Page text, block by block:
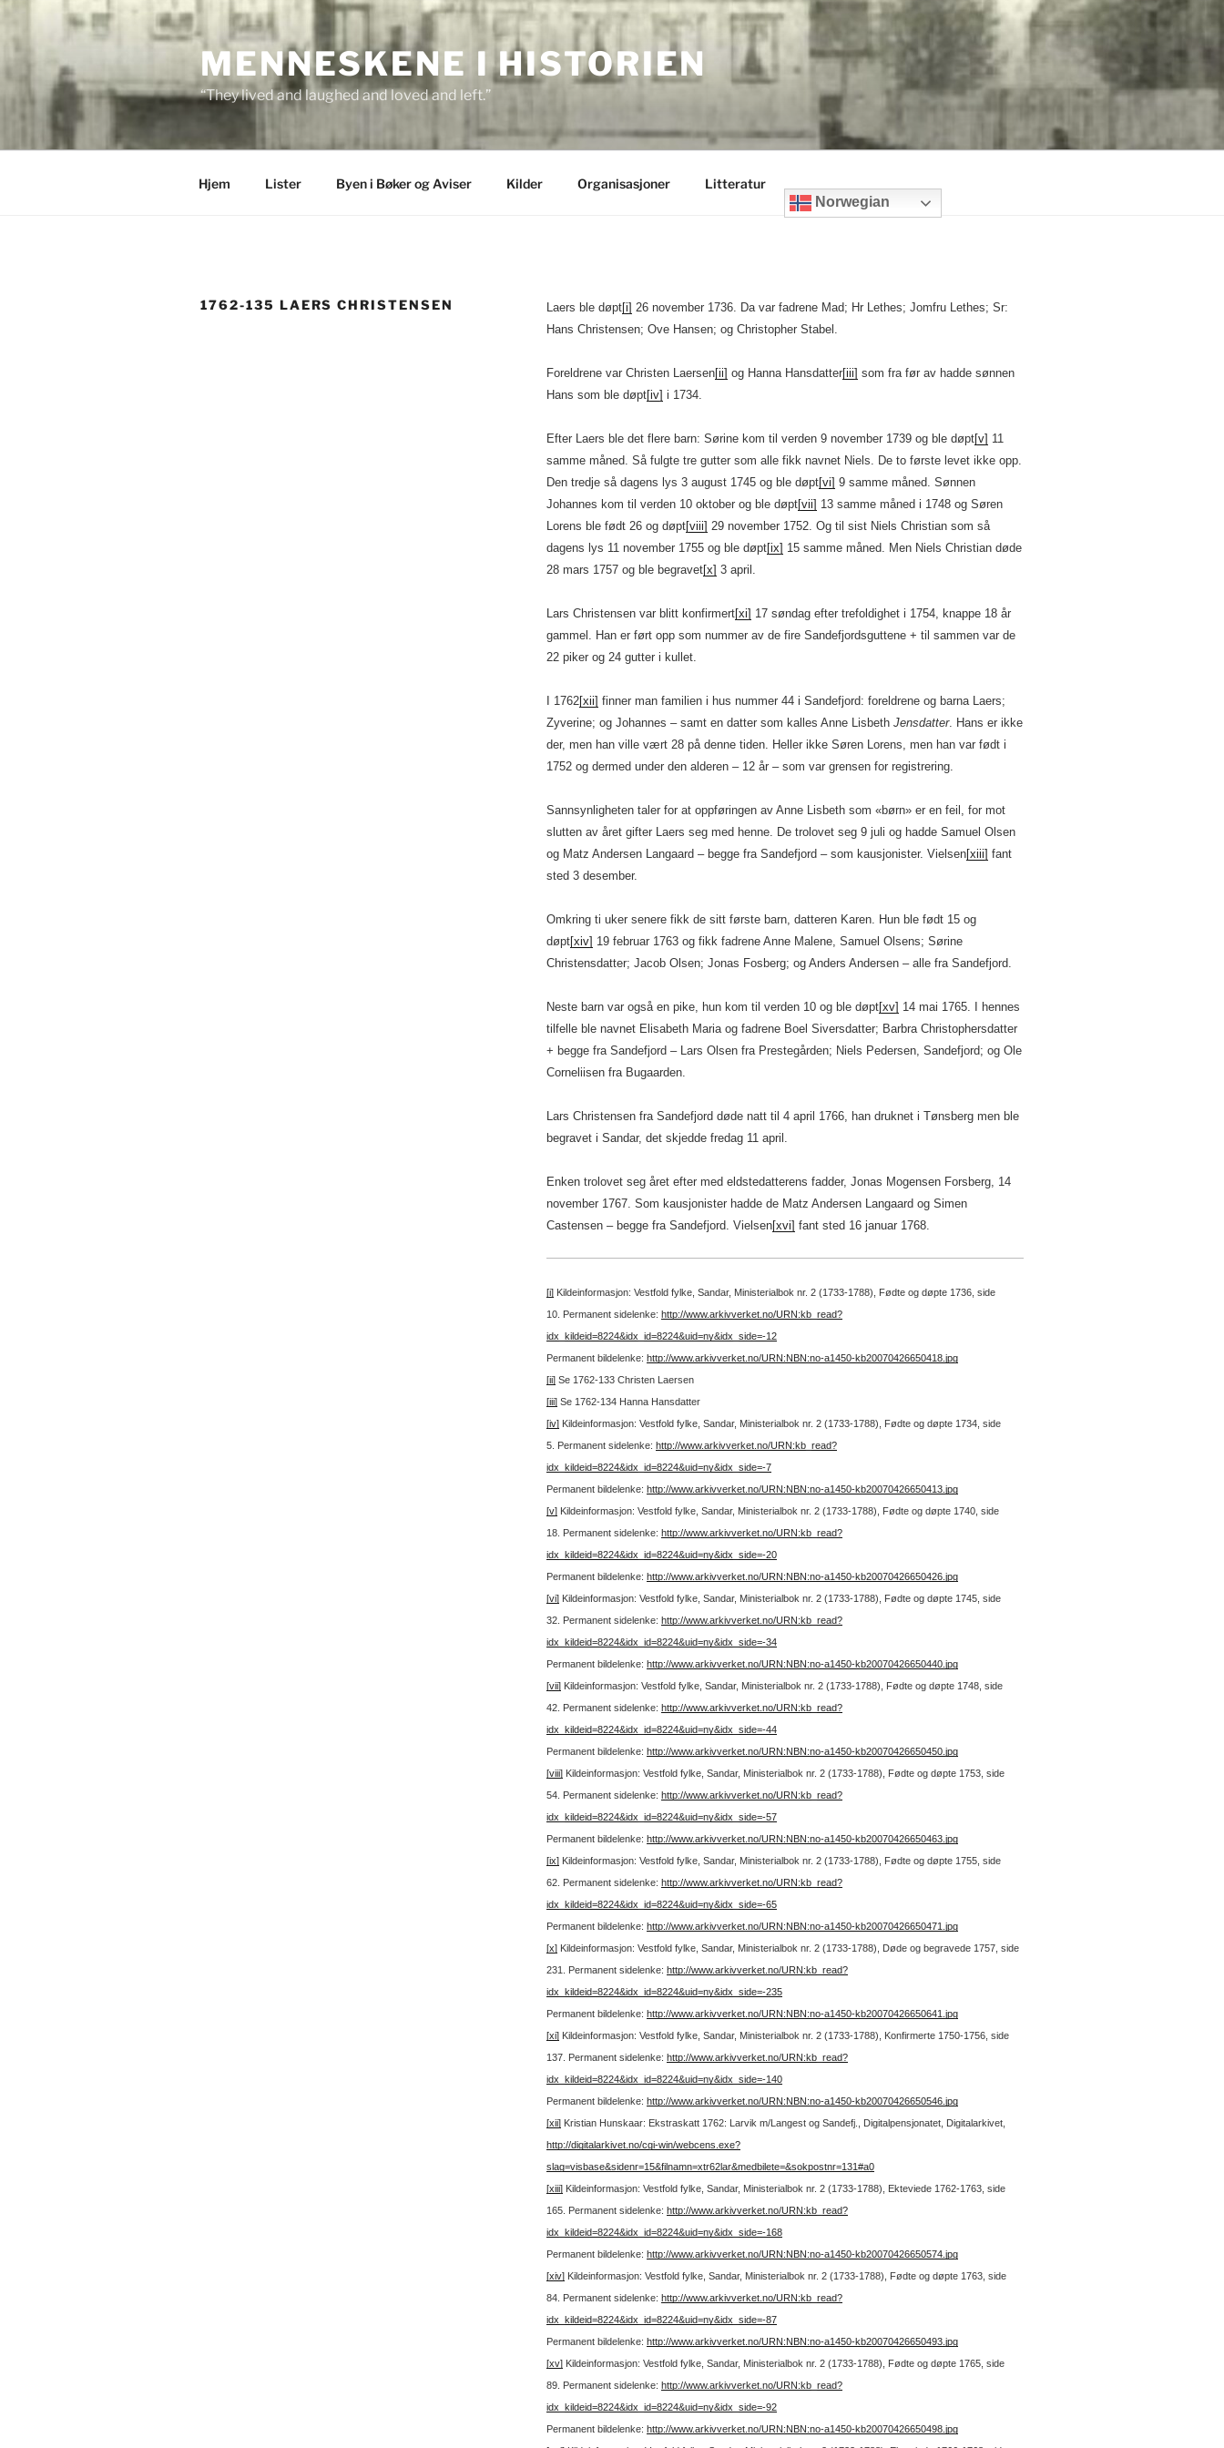
content
MENNESKENE I HISTORIEN
“They lived and laughed and loved and left.”
Hjem Lister Byen i Bøker og Aviser Kilder Organisasjoner
Litteratur
Norwegian
1762-135 LAERS CHRISTENSEN Laers ble døpt[i] 26 november 1736. Da var fadrene Mad; Hr Lethes; Jomfru Lethes; Sr:
Hans Christensen; Ove Hansen; og Christopher Stabel.
Foreldrene var Christen Laersen[ii] og Hanna Hansdatter[iii] som fra før av hadde sønnen
Hans som ble døpt[iv] i 1734.
Efter Laers ble det flere barn: Sørine kom til verden 9 november 1739 og ble døpt[v] 11
samme måned. Så fulgte tre gutter som alle fikk navnet Niels. De to første levet ikke opp.
Den tredje så dagens lys 3 august 1745 og ble døpt[vi] 9 samme måned. Sønnen
Johannes kom til verden 10 oktober og ble døpt[vii] 13 samme måned i 1748 og Søren
Lorens ble født 26 og døpt[viii] 29 november 1752. Og til sist Niels Christian som så
dagens lys 11 november 1755 og ble døpt[ix] 15 samme måned. Men Niels Christian døde
28 mars 1757 og ble begravet[x] 3 april.
Lars Christensen var blitt konfirmert[xi] 17 søndag efter trefoldighet i 1754, knappe 18 år
gammel. Han er ført opp som nummer av de fire Sandefjordsguttene + til sammen var de
22 piker og 24 gutter i kullet.
I 1762[xii] finner man familien i hus nummer 44 i Sandefjord: foreldrene og barna Laers;
Zyverine; og Johannes – samt en datter som kalles Anne Lisbeth Jensdatter. Hans er ikke
der, men han ville vært 28 på denne tiden. Heller ikke Søren Lorens, men han var født i
1752 og dermed under den alderen – 12 år – som var grensen for registrering.
Sannsynligheten taler for at oppføringen av Anne Lisbeth som «børn» er en feil, for mot
slutten av året gifter Laers seg med henne. De trolovet seg 9 juli og hadde Samuel Olsen
og Matz Andersen Langaard – begge fra Sandefjord – som kausjonister. Vielsen[xiii] fant
sted 3 desember.
Omkring ti uker senere fikk de sitt første barn, datteren Karen. Hun ble født 15 og
døpt[xiv] 19 februar 1763 og fikk fadrene Anne Malene, Samuel Olsens; Sørine
Christensdatter; Jacob Olsen; Jonas Fosberg; og Anders Andersen – alle fra Sandefjord.
Neste barn var også en pike, hun kom til verden 10 og ble døpt[xv] 14 mai 1765. I hennes
tilfelle ble navnet Elisabeth Maria og fadrene Boel Siversdatter; Barbra Christophersdatter
+ begge fra Sandefjord – Lars Olsen fra Prestegården; Niels Pedersen, Sandefjord; og Ole
Corneliisen fra Bugaarden.
Lars Christensen fra Sandefjord døde natt til 4 april 1766, han druknet i Tønsberg men ble
begravet i Sandar, det skjedde fredag 11 april.
Enken trolovet seg året efter med eldstedatterens fadder, Jonas Mogensen Forsberg, 14
november 1767. Som kausjonister hadde de Matz Andersen Langaard og Simen
Castensen – begge fra Sandefjord. Vielsen[xvi] fant sted 16 januar 1768.
[i]Kildeinformasjon: Vestfold fylke, Sandar, Ministerialbok nr. 2 (1733-1788), Fødte og døpte 1736, side
10. Permanent sidelenke: http://www.arkivverket.no/URN:kb_read?
idx_kildeid=8224&idx_id=8224&uid=ny&idx_side=-12
Permanent bildelenke: http://www.arkivverket.no/URN:NBN:no-a1450-kb20070426650418.jpg
[ii]Se 1762-133 Christen Laersen
[iii]Se 1762-134 Hanna Hansdatter
[iv]Kildeinformasjon: Vestfold fylke, Sandar, Ministerialbok nr. 2 (1733-1788), Fødte og døpte 1734, side
5. Permanent sidelenke: http://www.arkivverket.no/URN:kb_read?
idx_kildeid=8224&idx_id=8224&uid=ny&idx_side=-7
Permanent bildelenke: http://www.arkivverket.no/URN:NBN:no-a1450-kb20070426650413.jpg
[v]Kildeinformasjon: Vestfold fylke, Sandar, Ministerialbok nr. 2 (1733-1788), Fødte og døpte 1740, side
18. Permanent sidelenke: http://www.arkivverket.no/URN:kb_read?
idx_kildeid=8224&idx_id=8224&uid=ny&idx_side=-20
Permanent bildelenke: http://www.arkivverket.no/URN:NBN:no-a1450-kb20070426650426.jpg
[vi]Kildeinformasjon: Vestfold fylke, Sandar, Ministerialbok nr. 2 (1733-1788), Fødte og døpte 1745, side
32. Permanent sidelenke: http://www.arkivverket.no/URN:kb_read?
idx_kildeid=8224&idx_id=8224&uid=ny&idx_side=-34
Permanent bildelenke: http://www.arkivverket.no/URN:NBN:no-a1450-kb20070426650440.jpg
[vii]Kildeinformasjon: Vestfold fylke, Sandar, Ministerialbok nr. 2 (1733-1788), Fødte og døpte 1748, side
42. Permanent sidelenke: http://www.arkivverket.no/URN:kb_read?
idx_kildeid=8224&idx_id=8224&uid=ny&idx_side=-44
Permanent bildelenke: http://www.arkivverket.no/URN:NBN:no-a1450-kb20070426650450.jpg
[viii]Kildeinformasjon: Vestfold fylke, Sandar, Ministerialbok nr. 2 (1733-1788), Fødte og døpte 1753, side
54. Permanent sidelenke: http://www.arkivverket.no/URN:kb_read?
idx_kildeid=8224&idx_id=8224&uid=ny&idx_side=-57
Permanent bildelenke: http://www.arkivverket.no/URN:NBN:no-a1450-kb20070426650463.jpg
[ix]Kildeinformasjon: Vestfold fylke, Sandar, Ministerialbok nr. 2 (1733-1788), Fødte og døpte 1755, side
62. Permanent sidelenke: http://www.arkivverket.no/URN:kb_read?
idx_kildeid=8224&idx_id=8224&uid=ny&idx_side=-65
Permanent bildelenke: http://www.arkivverket.no/URN:NBN:no-a1450-kb20070426650471.jpg
[x]Kildeinformasjon: Vestfold fylke, Sandar, Ministerialbok nr. 2 (1733-1788), Døde og begravede 1757, side
231.
Permanent sidelenke: http://www.arkivverket.no/URN:kb_read?
idx_kildeid=8224&idx_id=8224&uid=ny&idx_side=-235
Permanent bildelenke: http://www.arkivverket.no/URN:NBN:no-a1450-kb20070426650641.jpg
[xi]Kildeinformasjon: Vestfold fylke, Sandar, Ministerialbok nr. 2 (1733-1788), Konfirmerte 1750-1756, side
137. Permanent sidelenke: http://www.arkivverket.no/URN:kb_read?
idx_kildeid=8224&idx_id=8224&uid=ny&idx_side=-140
Permanent bildelenke: http://www.arkivverket.no/URN:NBN:no-a1450-kb20070426650546.jpg
[xii]Kristian Hunskaar: Ekstraskatt 1762: Larvik m/Langest og Sandefj., Digitalpensjonatet, Digitalarkivet,
http://digitalarkivet.no/cgi-win/webcens.exe?
slag=visbase&sidenr=15&filnamn=xtr62lar&medbilete=&sokpostnr=131#a0
[xiii]Kildeinformasjon: Vestfold fylke, Sandar, Ministerialbok nr. 2 (1733-1788), Ekteviede 1762-1763, side
165. Permanent sidelenke: http://www.arkivverket.no/URN:kb_read?
idx_kildeid=8224&idx_id=8224&uid=ny&idx_side=-168
Permanent bildelenke: http://www.arkivverket.no/URN:NBN:no-a1450-kb20070426650574.jpg
[xiv]Kildeinformasjon: Vestfold fylke, Sandar, Ministerialbok nr. 2 (1733-1788), Fødte og døpte 1763, side
84. Permanent sidelenke: http://www.arkivverket.no/URN:kb_read?
idx_kildeid=8224&idx_id=8224&uid=ny&idx_side=-87
Permanent bildelenke: http://www.arkivverket.no/URN:NBN:no-a1450-kb20070426650493.jpg
[xv]Kildeinformasjon: Vestfold fylke, Sandar, Ministerialbok nr. 2 (1733-1788), Fødte og døpte 1765, side
89. Permanent sidelenke: http://www.arkivverket.no/URN:kb_read?
idx_kildeid=8224&idx_id=8224&uid=ny&idx_side=-92
Permanent bildelenke: http://www.arkivverket.no/URN:NBN:no-a1450-kb20070426650498.jpg